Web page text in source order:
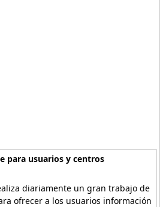
para usuarios y centros
diariamente un gran trabajo de
ofrecer a los usuarios información